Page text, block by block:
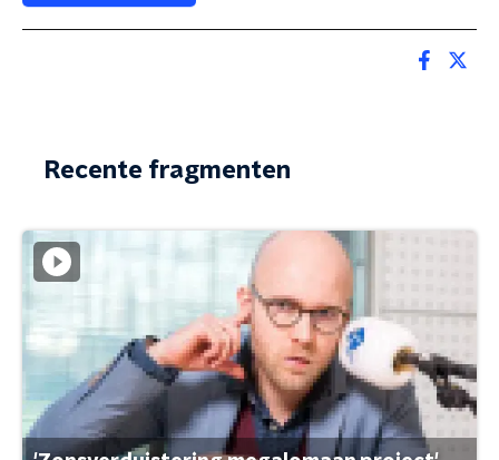
Recente fragmenten